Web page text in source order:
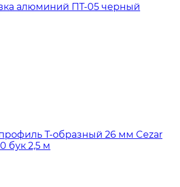
алюминий ПТ-05 черный
Т-образный 26 мм Cezar
бук 2,5 м